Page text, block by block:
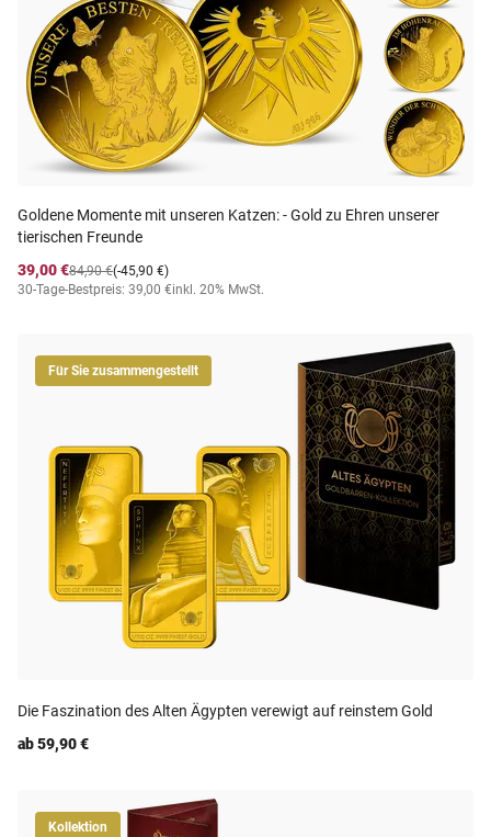
Goldene Momente mit unseren Katzen: - Gold zu Ehren unserer
tierischen Freunde
39,00 €
(-45,90 €)
84,90 €
30-Tage-Bestpreis: 39,00 €inkl. 20% MwSt.
Für Sie zusammengestellt
Die Faszination des Alten Ägypten verewigt auf reinstem Gold
ab 59,90 €
Kollektion